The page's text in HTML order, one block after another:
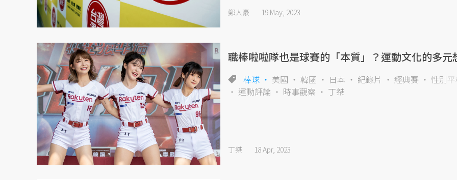
鄭人豪 19 May, 2023
職棒啦啦隊也是球賽的「本質」？運動文化的多元
棒球 美國 韓國 日本 紀錄片 經典賽
性別
運動評論
時事觀察 丁桀
丁桀 18 Apr, 2023